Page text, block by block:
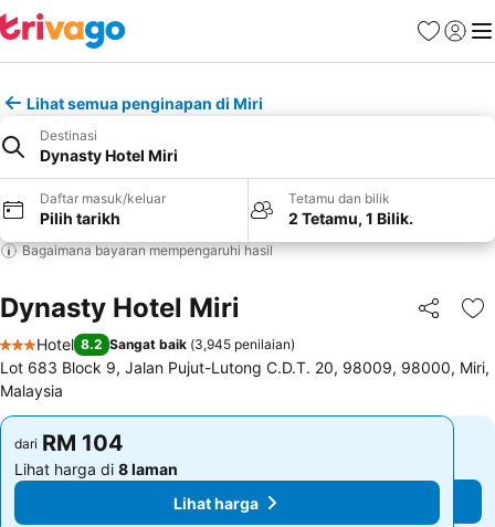
Kegemaran
Daftar
Lihat semua penginapan di Miri
Destinasi
Dynasty Hotel Miri
Daftar masuk/keluar
Pilih tarikh
Tetamu dan bilik
2 Tetamu, 1 Bilik.
Bagaimana bayaran mempengaruhi hasil
Dynasty Hotel Miri Kongsi
3 Bintang
Hotel 8.2 Sangat baik (3,945 penilaian)
Lot 683 Block 9, Jalan Pujut-Lutong C.D.T. 20, 98009, 98000, Miri,
Malaysia
dari RM 104
Lihat harga di 8 laman
Lihat harga
dari RM 104
Lihat harga di 8 laman
Lihat harga